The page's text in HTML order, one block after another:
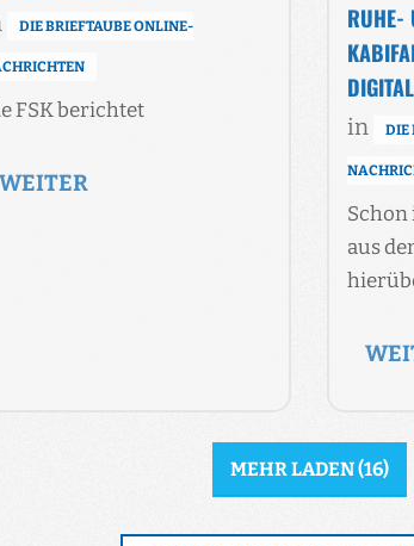
DIE BRIEFTAUBE ONLINE-
FSK berichtet
WEITER
RUHE-
in DIE
Schon
aus
MEHR LADEN(16)